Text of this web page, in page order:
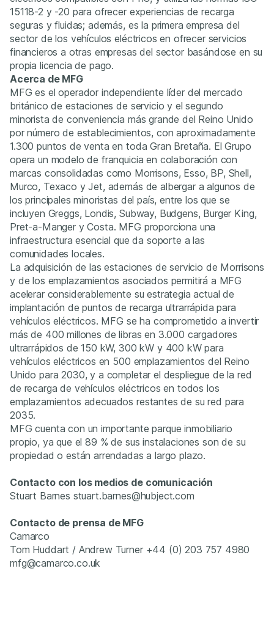
15118-2 y -20 para ofrecer experiencias de recarga
seguras y fluidas; además, es la primera empresa del
sector de los vehículos eléctricos en ofrecer servicios
financieros a otras empresas del sector basándose en su
propia licencia de pago.
Acerca de MFG
MFG es el operador independiente líder del mercado
británico de estaciones de servicio y el segundo
minorista de conveniencia más grande del Reino Unido
por número de establecimientos, con aproximadamente
1.300 puntos de venta en toda Gran Bretaña. El Grupo
opera un modelo de franquicia en colaboración con
marcas consolidadas como Morrisons, Esso, BP, Shell,
Murco, Texaco y Jet, además de albergar a algunos de
los principales minoristas del país, entre los que se
incluyen Greggs, Londis, Subway, Budgens, Burger King,
Pret-a-Manger y Costa. MFG proporciona una
infraestructura esencial que da soporte a las
comunidades locales.
La adquisición de las estaciones de servicio de Morrisons
y de los emplazamientos asociados permitirá a MFG
acelerar considerablemente su estrategia actual de
implantación de puntos de recarga ultrarrápida para
vehículos eléctricos. MFG se ha comprometido a invertir
más de 400 millones de libras en 3.000 cargadores
ultrarrápidos de 150 kW, 300 kW y 400 kW para
vehículos eléctricos en 500 emplazamientos del Reino
Unido para 2030, y a completar el despliegue de la red
de recarga de vehículos eléctricos en todos los
emplazamientos adecuados restantes de su red para
2035.
MFG cuenta con un importante parque inmobiliario
propio, ya que el 89 % de sus instalaciones son de su
propiedad o están arrendadas a largo plazo.
Contacto con los medios de comunicación
Stuart Barnes stuart.barnes@hubject.com
Contacto de prensa de MFG
Camarco
Tom Huddart / Andrew Turner +44 (0) 203 757 4980
mfg@camarco.co.uk